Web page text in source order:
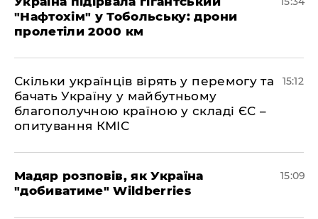
"Нафтохім" у Тобольську: дрони
пролетіли 2000 км
Скільки українців вірять у перемогу та
бачать Україну у майбутньому
благополучною країною у складі ЄС –
опитування КМІС
15:12
Мадяр розповів, як Україна
"добиватиме" Wildberries
15:09